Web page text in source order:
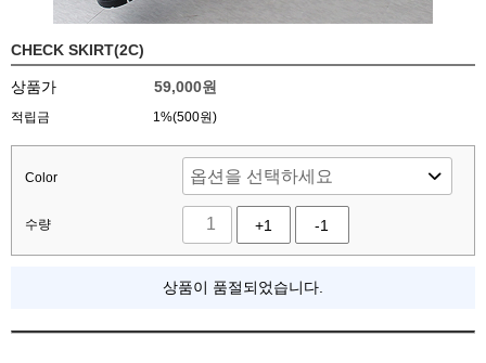
CHECK SKIRT(2C)
상품가 59,000원
적립금 1%(500원)
Color
수량 +1 -1
상품이 품절되었습니다.